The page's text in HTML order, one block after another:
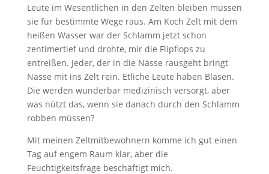
Leute im Wesentlichen in den Zelten bleiben müssen
sie für bestimmte Wege raus. Am Koch Zelt mit dem
heißen Wasser war der Schlamm jetzt schon
zentimertief und drohte, mir die Flipflops zu
entreißen. Jeder, der in die Nässe rausgeht bringt
Nässe mit ins Zelt rein. Etliche Leute haben Blasen.
Die werden wunderbar medizinisch versorgt, aber
was nützt das, wenn sie danach durch den Schlamm
robben müssen?
Mit meinen Zeltmitbewohnern komme ich gut einen
Tag auf engem Raum klar, aber die
Feuchtigkeitsfrage beschäftigt mich.